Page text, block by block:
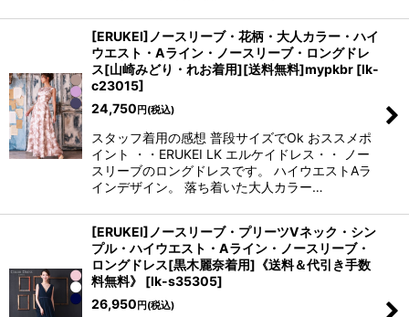
[ERUKEI]ノースリーブ・花柄・大人カラー・ハイ
ウエスト・Aライン・ノースリーブ・ロングドレ
ス[山崎みどり・れお着用][送料無料]mypkbr [lk-
c23015]
24,750 円 (税込)
スタッフ着用の感想 普段サイズでOk おススメポ
イント ・・ERUKEI LK エルケイドレス・・ ノー
スリーブのロングドレスです。 ハイウエストAラ
インデザイン。 落ち着いた大人カラー…
[ERUKEI]ノースリーブ・プリーツVネック・シン
プル・ハイウエスト・Aライン・ノースリーブ・
ロングドレス[黒木麗奈着用]《送料＆代引き手数
料無料》
[lk-s35305]
26,950 円 (税込)